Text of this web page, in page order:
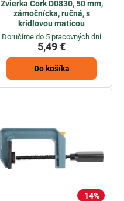
Zvierka Cork D0830, 50 mm,
zámočnícka, ručná, s
krídlovou maticou
Doručíme do 5 pracovných dní
5,49 €
Do košíka
14%